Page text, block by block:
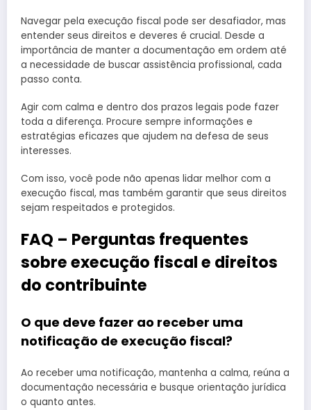
Navegar pela execução fiscal pode ser desafiador, mas
entender seus direitos e deveres é crucial. Desde a
importância de manter a documentação em ordem até
a necessidade de buscar assistência profissional, cada
passo conta.
Agir com calma e dentro dos prazos legais pode fazer
toda a diferença. Procure sempre informações e
estratégias eficazes que ajudem na defesa de seus
interesses.
Com isso, você pode não apenas lidar melhor com a
execução fiscal, mas também garantir que seus direitos
sejam respeitados e protegidos.
FAQ – Perguntas frequentes
sobre execução fiscal e direitos
do contribuinte
O que deve fazer ao receber uma
notificação de execução fiscal?
Ao receber uma notificação, mantenha a calma, reúna a
documentação necessária e busque orientação jurídica
o quanto antes.